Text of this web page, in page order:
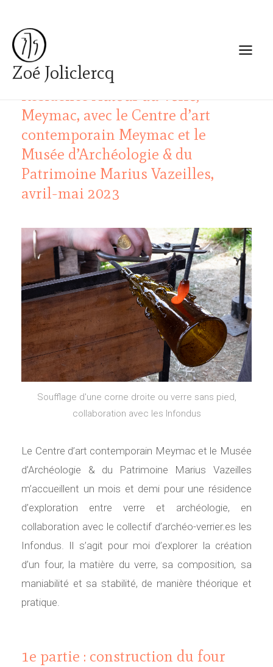
contenu
Zoé Joliclercq
Menu
RésidenceAutour du Verre,
Meymac, avec le Centre d’art
contemporain Meymac et le
Musée d’Archéologie & du
Patrimoine Marius Vazeilles,
avril-mai 2023
Soufflage d'une corne droite ou verre sans pied,
collaboration avec les Infondus
Le Centre d’art contemporain Meymac et le Musée
d’Archéologie & du Patrimoine Marius Vazeilles
m’accueillent un mois et demi pour une résidence
d’exploration entre verre et archéologie, en
collaboration avec le collectif d’archéo-verrier.es les
Infondus. Il s’agit pour moi d’explorer la création
d’un four, la matière du verre, sa composition, sa
maniabilité et sa stabilité, de manière théorique et
pratique.
1e partie : construction du four
articles